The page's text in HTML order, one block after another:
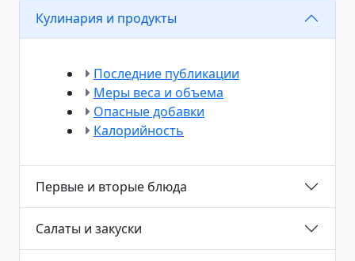
Кулинария и продукты
Последние публикации
Меры веса и объема
Опасные добавки
Калорийность
Первые и вторые блюда
Салаты и закуски